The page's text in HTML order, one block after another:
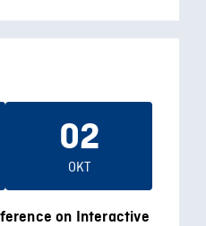
on Interactive
02
OKT